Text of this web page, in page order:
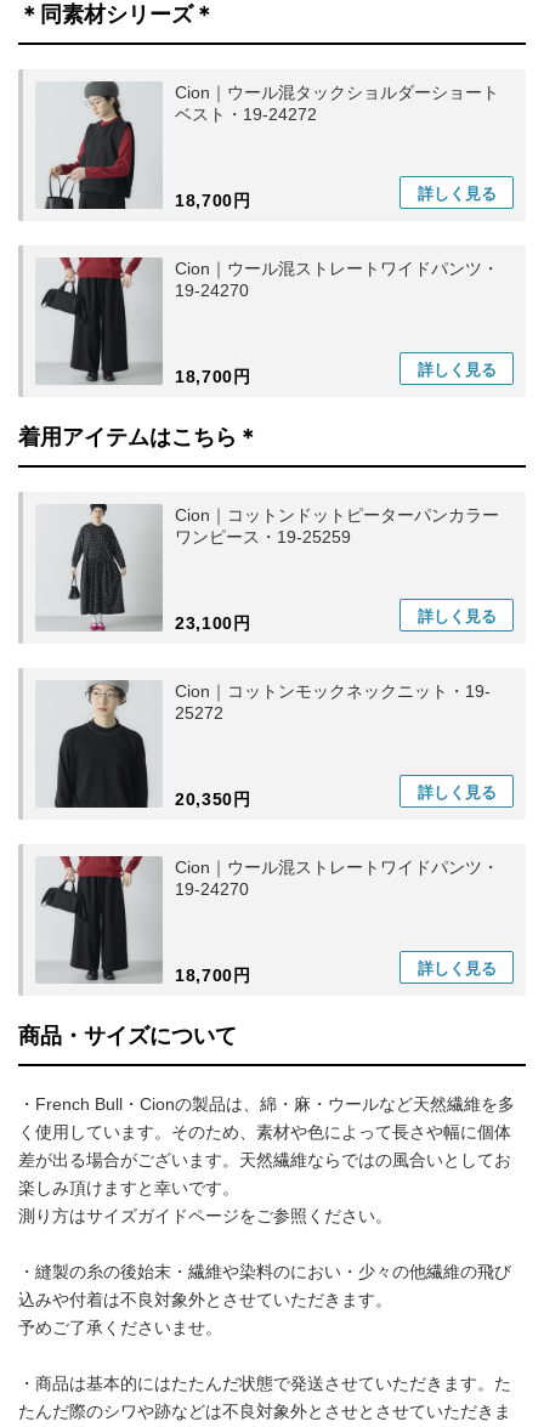
＊同素材シリーズ＊
Cion｜ウール混タックショルダーショート
ベスト・19-24272
18,700円 詳しく 見る
Cion｜ウール混ストレートワイドパンツ・
19-24270
18,700円 詳しく 見る
着用アイテムはこちら＊
Cion｜コットンドットピーターパンカラー
ワンピース・19-25259
23,100円 詳しく 見る
Cion｜コットンモックネックニット・19-
25272
20,350円 詳しく 見る
Cion｜ウール混ストレートワイドパンツ・
19-24270
18,700円 詳しく 見る
商品・サイズについて
・French Bull・Cionの製品は、綿・麻・ウールなど天然繊維を多
く使用しています。そのため、素材や色によって長さや幅に個体
差が出る場合がございます。天然繊維ならではの風合いとしてお
楽しみ頂けますと幸いです。
測り方はサイズガイドページをご参照ください。
・縫製の糸の後始末・繊維や染料のにおい・少々の他繊維の飛び
込みや付着は不良対象外とさせていただきます。
予めご了承くださいませ。
・商品は基本的にはたたんだ状態で発送させていただきます。た
たんだ際のシワや跡などは不良対象外とさせとさせていただきま